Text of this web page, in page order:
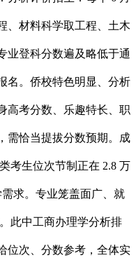
、材料科学取工程、土木
业登科分数遍及略低于通
名。侨校特色明显、分析
高考分数、乐趣特长、职
需恰当提拔分数预期。成
考生位次节制正在 2.8 万
求。专业笼盖面广、就
此中工商办理学分析排
位次、分数参考，全体实